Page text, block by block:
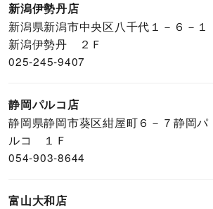
新潟伊勢丹店
新潟県新潟市中央区八千代１－６－１
新潟伊勢丹 ２Ｆ
025-245-9407
静岡パルコ店
静岡県静岡市葵区紺屋町６－７静岡パ
ルコ １Ｆ
054-903-8644
富山大和店